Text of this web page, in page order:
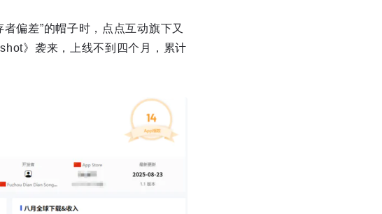
偏差”的帽子时，点点互动旗下又
》袭来，上线不到四个月，累计